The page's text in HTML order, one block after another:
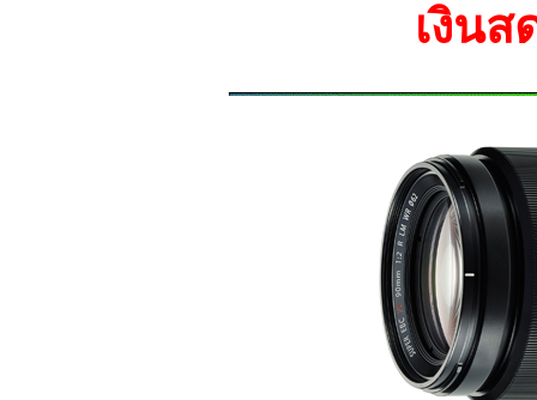
เงินส